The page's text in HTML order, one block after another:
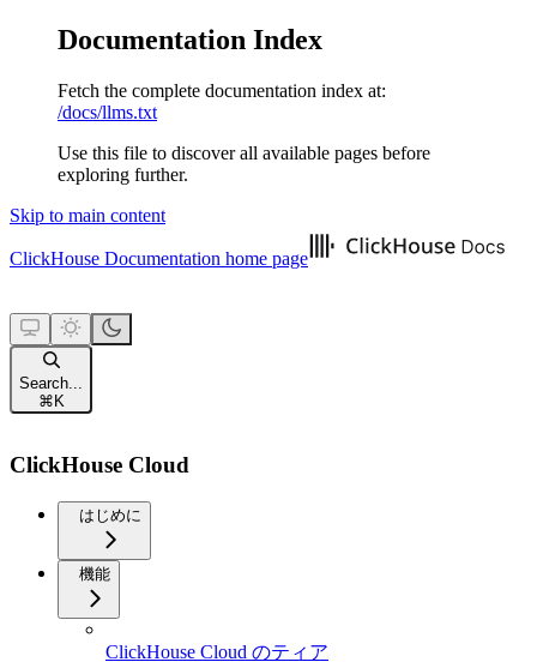
Documentation Index
Fetch the complete documentation index at:
/docs/llms.txt
Use this file to discover all available pages before
exploring further.
Skip to main content
ClickHouse Documentation home page
Search...
⌘ K
ClickHouse Cloud
はじめに
機能
ClickHouse Cloud のティア